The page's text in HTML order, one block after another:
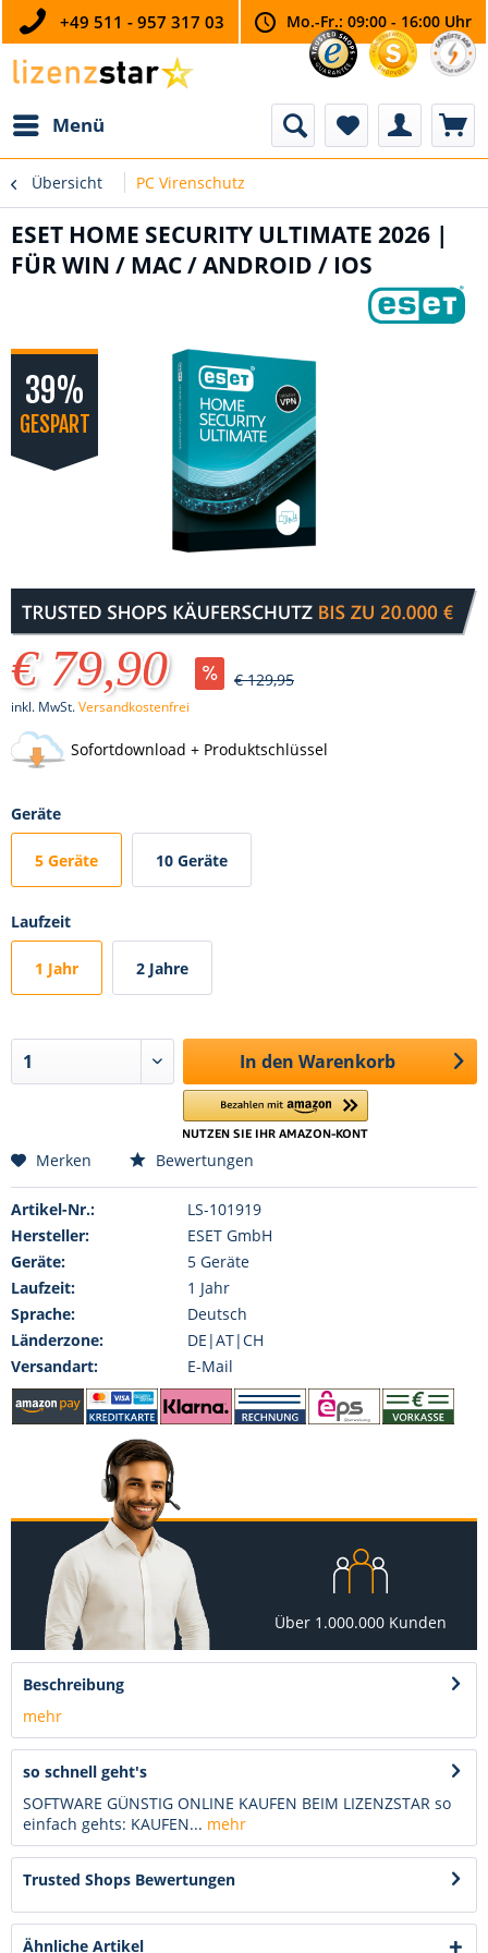
+49 511 - 957 317 03 Mo.-Fr.: 09:00 - 16:00 Uhr
Menü
Übersicht PC Virenschutz
ESET HOME SECURITY ULTIMATE 2026 |
FÜR WIN / MAC / ANDROID / IOS
39%
GESPART
€ 79,90 € 129,95
inkl. MwSt.Versandkostenfrei
Sofortdownload + Produktschlüssel
Geräte
5 Geräte 10 Geräte
Laufzeit
1 Jahr 2 Jahre
In den Warenkorb
Merken Bewertungen
Artikel-Nr.:
LS-101919
Hersteller:
ESET GmbH
Geräte:
5 Geräte
Laufzeit:
1 Jahr
Sprache:
Deutsch
Länderzone:
DE|AT|CH
Versandart:
E-Mail
Über 1.000.000 Kunden
Beschreibung
mehr
so schnell geht's
SOFTWARE GÜNSTIG ONLINE KAUFEN BEIM LIZENZSTAR so
einfach gehts: KAUFEN... mehr
Trusted Shops Bewertungen
Ähnliche Artikel